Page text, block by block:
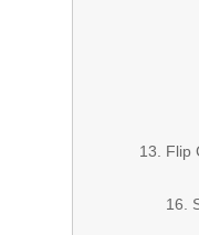
13. Flip
16.